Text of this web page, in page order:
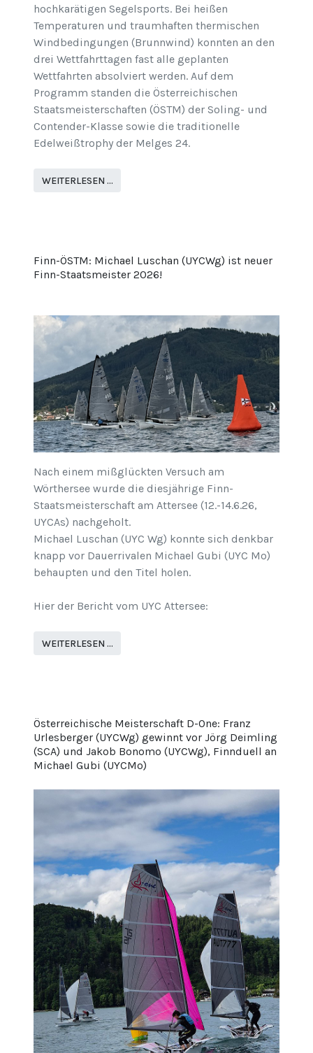
hochkarätigen Segelsports. Bei heißen
Temperaturen und traumhaften thermischen
Windbedingungen (Brunnwind) konnten an den
drei Wettfahrttagen fast alle geplanten
Wettfahrten absolviert werden. Auf dem
Programm standen die Österreichischen
Staatsmeisterschaften (ÖSTM) der Soling- und
Contender-Klasse sowie die traditionelle
Edelweißtrophy der Melges 24.
WEITERLESEN …
Finn-ÖSTM: Michael Luschan (UYCWg) ist neuer
Finn-Staatsmeister 2026!
Nach einem mißglückten Versuch am
Wörthersee wurde die diesjährige Finn-
Staatsmeisterschaft am Attersee (12.-14.6.26,
UYCAs) nachgeholt.
Michael Luschan (UYC Wg) konnte sich denkbar
knapp vor Dauerrivalen Michael Gubi (UYC Mo)
behaupten und den Titel holen.
Hier der Bericht vom UYC Attersee:
WEITERLESEN …
Österreichische Meisterschaft D-One: Franz
Urlesberger (UYCWg) gewinnt vor Jörg Deimling
(SCA) und Jakob Bonomo (UYCWg), Finnduell an
Michael Gubi (UYCMo)